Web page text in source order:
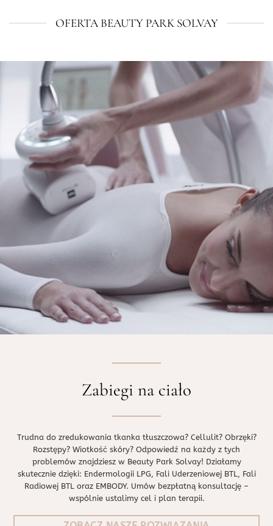
OFERTA BEAUTY PARK SOLVAY
Zabiegi na ciało
Trudna do zredukowania tkanka tłuszczowa? Cellulit? Obrzęki?
Rozstępy? Wiotkość skóry? Odpowiedź na każdy z tych
problemów znajdziesz w Beauty Park Solvay! Działamy
skutecznie dzięki: Endermologii LPG, Fali Uderzeniowej BTL, Fali
Radiowej BTL oraz EMBODY. Umów bezpłatną konsultację –
wspólnie ustalimy cel i plan terapii.